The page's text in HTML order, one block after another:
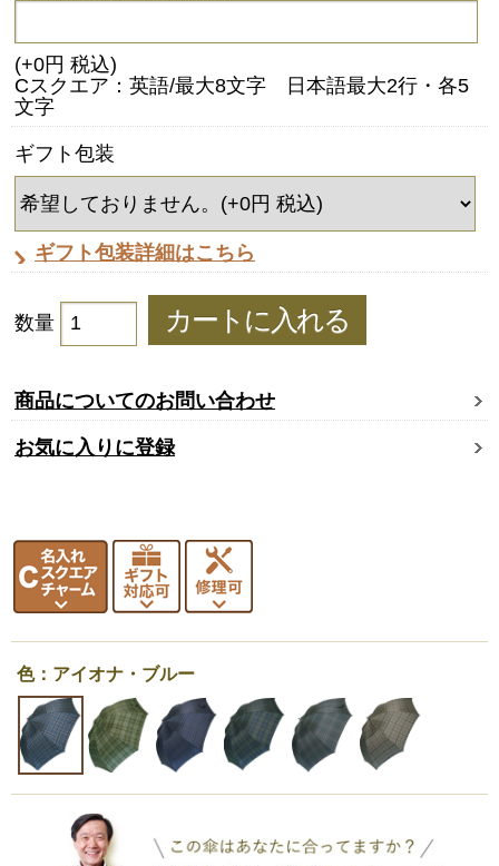
(+0円 税込)
Cスクエア：英語/最大8文字 日本語最大2行・各5
文字
ギフト包装
ギフト包装詳細はこちら
数量
商品についてのお問い合わせ
お気に入りに登録
色：アイオナ・ブルー